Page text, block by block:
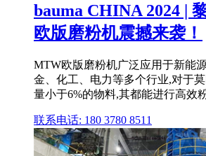
bauma CHINA 2024 |
欧版磨粉机震撼来袭！
MTW欧版磨粉机广泛应用于新能
金、化工、电力等多个行业,对于
量小于6%的物料,其都能进行高效
联系电话: 180 3780 8511